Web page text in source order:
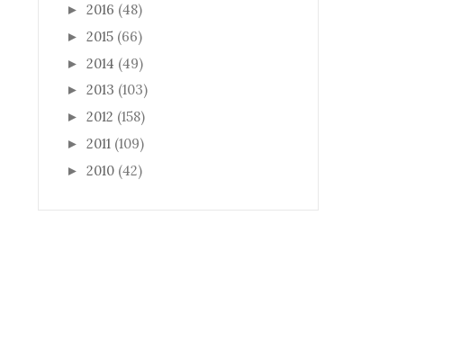
► 2016 (48)
► 2015 (66)
► 2014 (49)
► 2013 (103)
► 2012 (158)
► 2011 (109)
► 2010 (42)